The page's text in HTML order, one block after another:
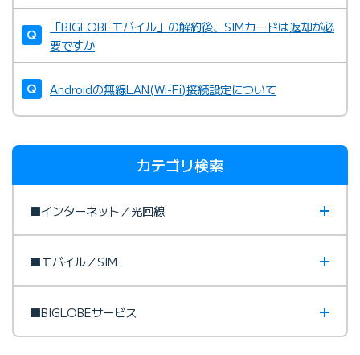
「BIGLOBEモバイル」の解約後、SIMカードは返却が必
要ですか
Androidの無線LAN(Wi-Fi)接続設定について
カテゴリ検索
■インターネット／光回線
■モバイル／SIM
■BIGLOBEサービス